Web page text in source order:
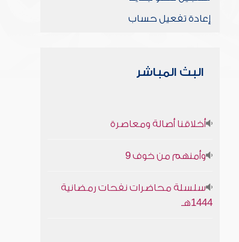
إعادة تفعيل حساب
البث المباشر
أخلاقنا أصالة ومعاصرة
وأمنهم من خوف 9
سلسلة محاضرات نفحات رمضانية
1444هـ